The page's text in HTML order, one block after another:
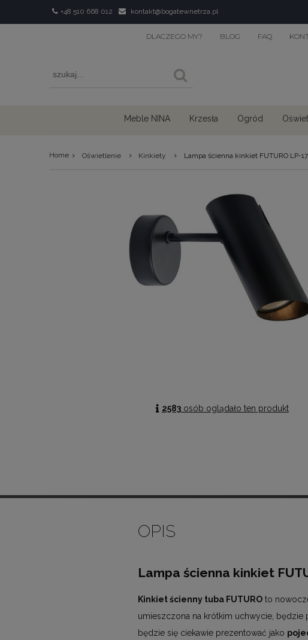
+48 510 668 012 kontakt@bogatewnetrza.pl
DLACZEGO MY? BLOG FAQ
Meble NINA Krzesła Ogród
Home › Oświetlenie › Kinkiety › Lampa ścienna kinkiet FUTURO LP-
2583osób oglądało ten produkt
OPIS
Lampa ścienna kinkiet
Kinkiet ścienny tuba FUTUROto
umieszczona na krótkim uchwycie, będzie
będzie się ciekawie prezentować jako